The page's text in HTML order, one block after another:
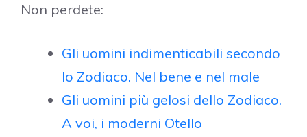
Non perdete:
Gli uomini indimenticabili secondo
lo Zodiaco. Nel bene e nel male
Gli uomini più gelosi dello Zodiaco.
A voi, i moderni Otello